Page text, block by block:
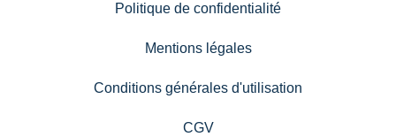
Politique de confidentialité
Mentions légales
Conditions générales d'utilisation
CGV